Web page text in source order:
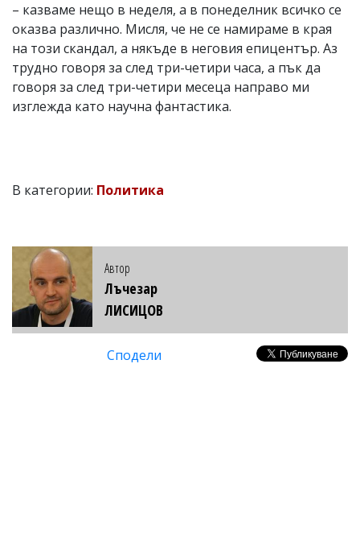
– казваме нещо в неделя, а в понеделник всичко се
оказва различно. Мисля, че не се намираме в края
на този скандал, а някъде в неговия епицентър. Аз
трудно говоря за след три-четири часа, а пък да
говоря за след три-четири месеца направо ми
изглежда като научна фантастика.
В категории: Политика
Автор
Лъчезар
ЛИСИЦОВ
Сподели